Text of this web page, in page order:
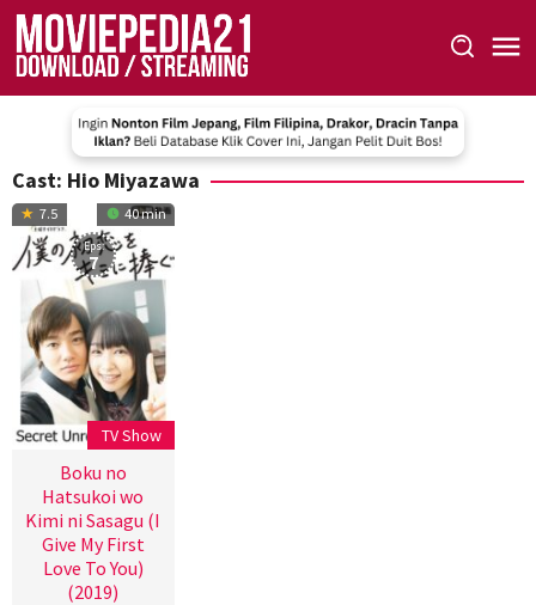
Skip
content
Cast: Hio Miyazawa
7.5 40 min
Eps:
7
TV Show
Boku no
Hatsukoi wo
Kimi ni Sasagu (I
Give My First
Love To You)
(2019)